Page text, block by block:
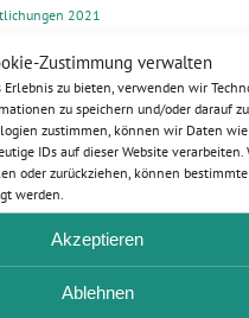
Zustimmung verwalten
zu bieten, verwenden wir
zu speichern und/oder darauf
zustimmen, können wir Daten
IDs auf dieser Website verarbeiten.
oder zurückziehen, können
werden.
Akzeptieren
Ablehnen
2021
2019
2018
2017
2015
2014
2013
2011
2000